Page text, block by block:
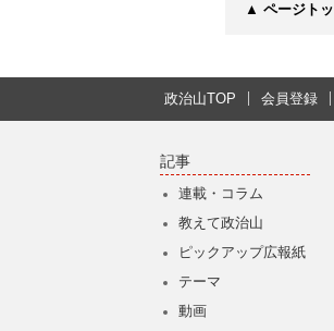
▲ ページト
政治山TOP 会員登録
記事
連載・コラム
教えて政治山
ピックアップ広報紙
テーマ
動画